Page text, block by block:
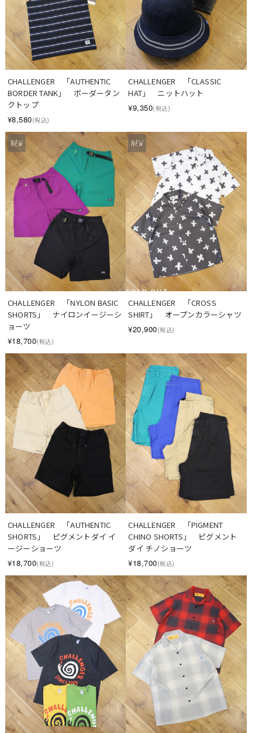
CHALLENGER　「AUTHENTIC
BORDER TANK」　ボーダータン
クトップ
¥8,580(税込)
CHALLENGER　「CLASSIC
HAT」　ニットハット
¥9,350(税込)
CHALLENGER　「NYLON BASIC
SHORTS」　ナイロンイージーシ
ョーツ
¥18,700(税込)
SOLD OUT
CHALLENGER　「CROSS
SHIRT」　オープンカラーシャツ
¥20,900(税込)
CHALLENGER　「AUTHENTIC
SHORTS」　ピグメントダイ イ
ージーショーツ
¥18,700(税込)
CHALLENGER　「PIGMENT
CHINO SHORTS」　ピグメント
ダイ チノショーツ
¥18,700(税込)